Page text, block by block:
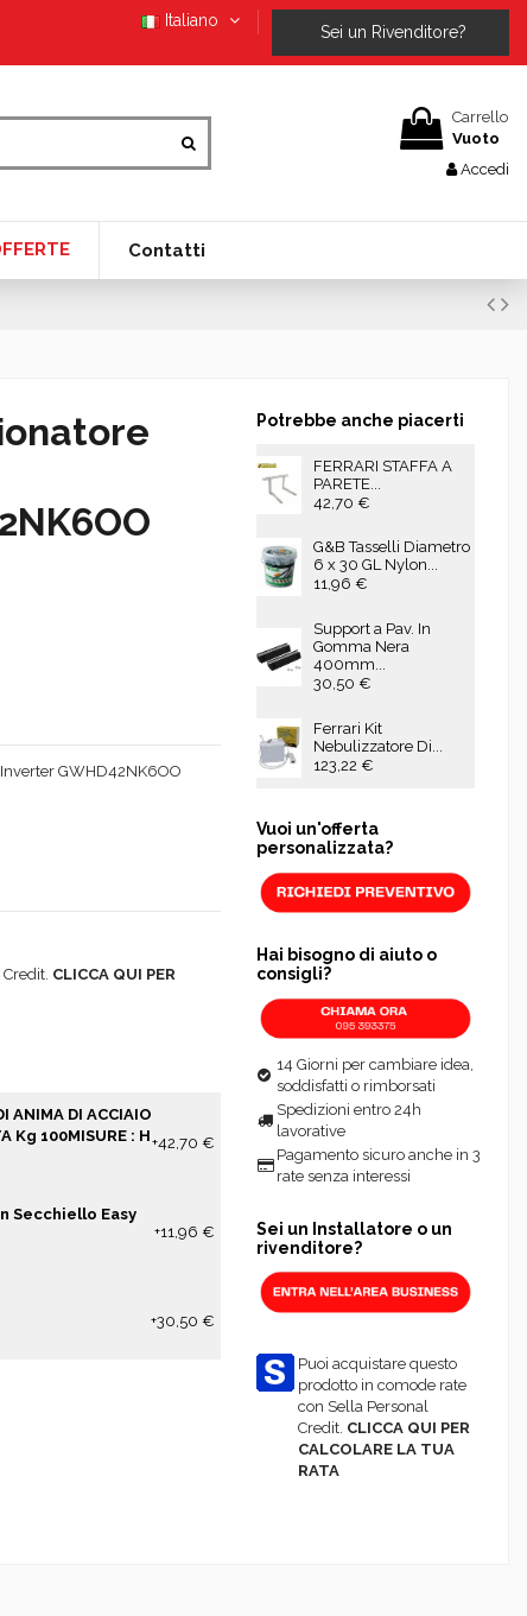
Italiano
Sei un Rivenditore?
Carrello
Vuoto
Accedi
Contatti
GWHD42NK6OO
CLICCA QUI PER
ANIMA DI ACCIAIO
Kg 100MISURE : H+42,70 €
Secchiello Easy
+11,96 €
+30,50 €
Potrebbe anche piacerti
FERRARI STAFFA A
PARETE...
42,70 €
G&B Tasselli Diametro
6 x 30 GL Nylon...
11,96 €
Support a Pav. In
Gomma Nera
400mm...
30,50 €
Ferrari Kit
Nebulizzatore Di...
123,22 €
Vuoi un'offerta
personalizzata?
Hai bisogno di aiuto o
consigli?
14 Giorni per cambiare idea,
soddisfatti o rimborsati
Spedizioni entro 24h
lavorative
Pagamento sicuro anche in 3
rate senza interessi
Sei un Installatore o un
rivenditore?
Puoi acquistare questo
prodotto in comode rate
con Sella Personal
Credit. CLICCA QUI PER
CALCOLARE LA TUA
RATA